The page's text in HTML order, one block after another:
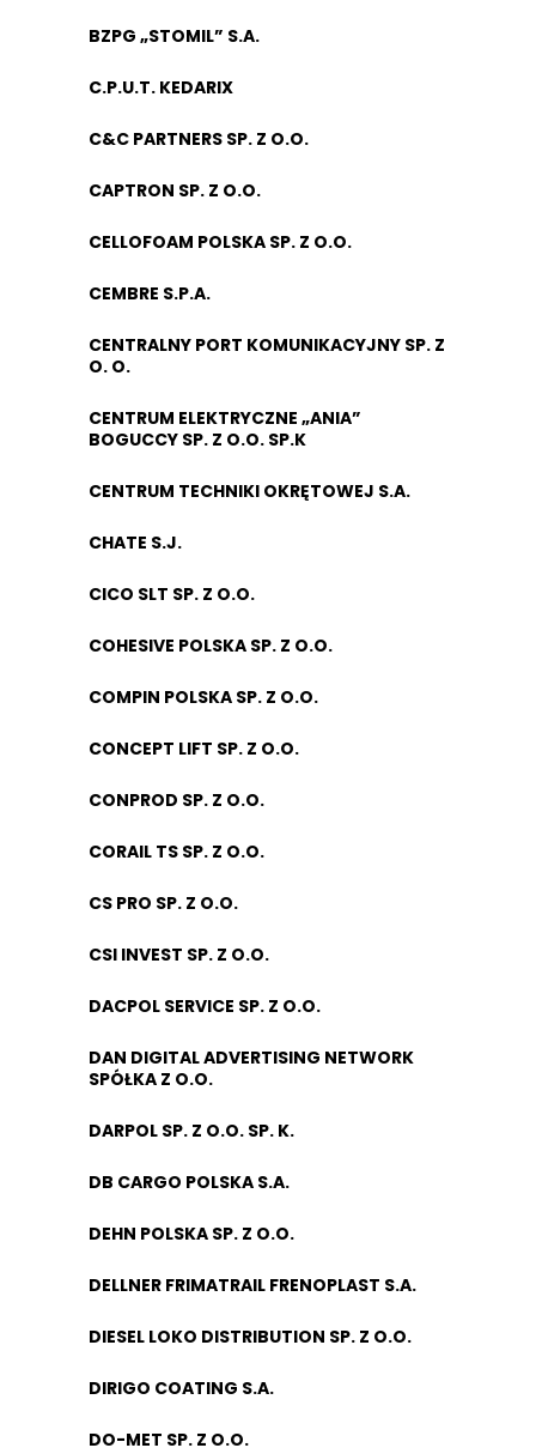
BZPG „STOMIL” S.A.
C.P.U.T. KEDARIX
C&C PARTNERS SP. Z O.O.
CAPTRON SP. Z O.O.
CELLOFOAM POLSKA SP. Z O.O.
CEMBRE S.P.A.
CENTRALNY PORT KOMUNIKACYJNY SP. Z
O. O.
CENTRUM ELEKTRYCZNE „ANIA”
BOGUCCY SP. Z O.O. SP.K
CENTRUM TECHNIKI OKRĘTOWEJ S.A.
CHATE S.J.
CICO SLT SP. Z O.O.
COHESIVE POLSKA SP. Z O.O.
COMPIN POLSKA SP. Z O.O.
CONCEPT LIFT SP. Z O.O.
CONPROD SP. Z O.O.
CORAIL TS SP. Z O.O.
CS PRO SP. Z O.O.
CSI INVEST SP. Z O.O.
DACPOL SERVICE SP. Z O.O.
DAN DIGITAL ADVERTISING NETWORK
SPÓŁKA Z O.O.
DARPOL SP. Z O.O. SP. K.
DB CARGO POLSKA S.A.
DEHN POLSKA SP. Z O.O.
DELLNER FRIMATRAIL FRENOPLAST S.A.
DIESEL LOKO DISTRIBUTION SP. Z O.O.
DIRIGO COATING S.A.
DO-MET SP. Z O.O.